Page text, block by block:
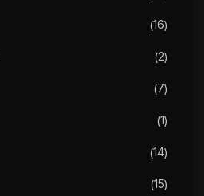
16
2
7
1
14
15